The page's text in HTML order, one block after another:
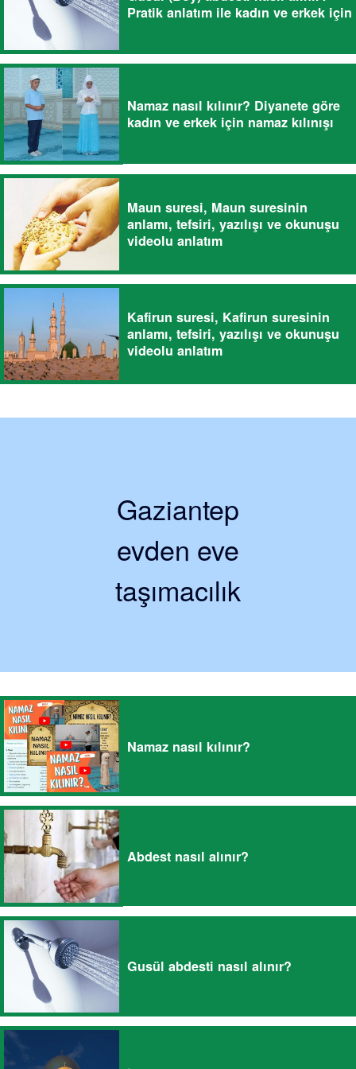
Pratik anlatım ile kadın ve erkek için
Namaz nasıl kılınır? Diyanete göre
kadın ve erkek için namaz kılınışı
Maun suresi, Maun suresinin
anlamı, tefsiri, yazılışı ve okunuşu
videolu anlatım
Kafirun suresi, Kafirun suresinin
anlamı, tefsiri, yazılışı ve okunuşu
videolu anlatım
Gaziantep
evden eve
taşımacılık
Namaz nasıl kılınır?
Abdest nasıl alınır?
Gusül abdesti nasıl alınır?